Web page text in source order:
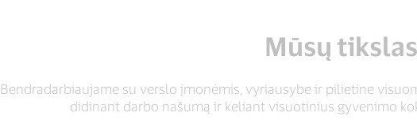
Mūsų tikslas
Bendradarbiaujame su verslo įmonėmis, vyriausybe ir pilietine
didinant darbo našumą ir keliant visuotinius gyvenimo